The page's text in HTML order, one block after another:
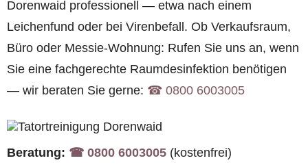
Dorenwaid professionell — etwa nach einem
Leichenfund oder bei Virenbefall. Ob Verkaufsraum,
Büro oder Messie-Wohnung: Rufen Sie uns an, wenn
Sie eine fachgerechte Raumdesinfektion benötigen
— wir beraten Sie gerne: ☎︎ 0800 6003005
Beratung: ☎︎ 0800 6003005 (kostenfrei)